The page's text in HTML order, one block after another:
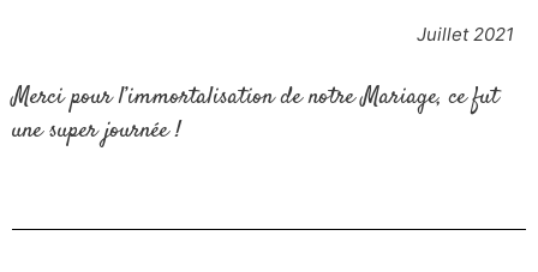
Juillet 2021
Merci pour l’immortalisation de notre Mariage, ce fut
une super journée !